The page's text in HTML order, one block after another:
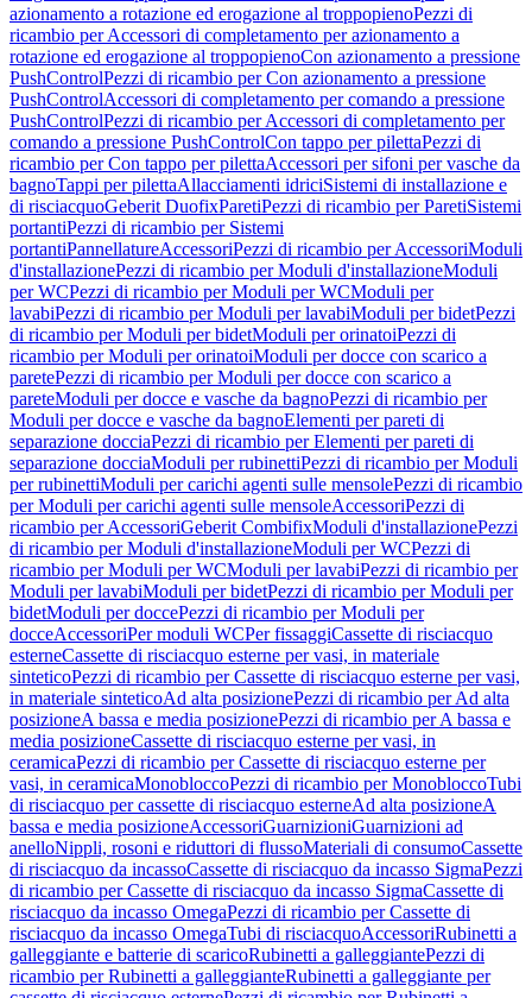
azionamento a rotazione ed erogazione al troppopienoPezzi di
ricambio per Accessori di completamento per azionamento a
rotazione ed erogazione al troppopienoCon azionamento a pressione
PushControlPezzi di ricambio per Con azionamento a pressione
PushControlAccessori di completamento per comando a pressione
PushControlPezzi di ricambio per Accessori di completamento per
comando a pressione PushControlCon tappo per pilettaPezzi di
ricambio per Con tappo per pilettaAccessori per sifoni per vasche da
bagnoTappi per pilettaAllacciamenti idriciSistemi di installazione e
di risciacquoGeberit DuofixParetiPezzi di ricambio per ParetiSistemi
portantiPezzi di ricambio per Sistemi
portantiPannellatureAccessoriPezzi di ricambio per AccessoriModuli
d'installazionePezzi di ricambio per Moduli d'installazioneModuli
per WCPezzi di ricambio per Moduli per WCModuli per
lavabiPezzi di ricambio per Moduli per lavabiModuli per bidetPezzi
di ricambio per Moduli per bidetModuli per orinatoiPezzi di
ricambio per Moduli per orinatoiModuli per docce con scarico a
paretePezzi di ricambio per Moduli per docce con scarico a
pareteModuli per docce e vasche da bagnoPezzi di ricambio per
Moduli per docce e vasche da bagnoElementi per pareti di
separazione docciaPezzi di ricambio per Elementi per pareti di
separazione docciaModuli per rubinettiPezzi di ricambio per Moduli
per rubinettiModuli per carichi agenti sulle mensolePezzi di ricambio
per Moduli per carichi agenti sulle mensoleAccessoriPezzi di
ricambio per AccessoriGeberit CombifixModuli d'installazionePezzi
di ricambio per Moduli d'installazioneModuli per WCPezzi di
ricambio per Moduli per WCModuli per lavabiPezzi di ricambio per
Moduli per lavabiModuli per bidetPezzi di ricambio per Moduli per
bidetModuli per doccePezzi di ricambio per Moduli per
docceAccessoriPer moduli WCPer fissaggiCassette di risciacquo
esterneCassette di risciacquo esterne per vasi, in materiale
sinteticoPezzi di ricambio per Cassette di risciacquo esterne per vasi,
in materiale sinteticoAd alta posizionePezzi di ricambio per Ad alta
posizioneA bassa e media posizionePezzi di ricambio per A bassa e
media posizioneCassette di risciacquo esterne per vasi, in
ceramicaPezzi di ricambio per Cassette di risciacquo esterne per
vasi, in ceramicaMonobloccoPezzi di ricambio per MonobloccoTubi
di risciacquo per cassette di risciacquo esterneAd alta posizioneA
bassa e media posizioneAccessoriGuarnizioniGuarnizioni ad
anelloNippli, rosoni e riduttori di flussoMateriali di consumoCassette
di risciacquo da incassoCassette di risciacquo da incasso SigmaPezzi
di ricambio per Cassette di risciacquo da incasso SigmaCassette di
risciacquo da incasso OmegaPezzi di ricambio per Cassette di
risciacquo da incasso OmegaTubi di risciacquoAccessoriRubinetti a
galleggiante e batterie di scaricoRubinetti a galleggiantePezzi di
ricambio per Rubinetti a galleggianteRubinetti a galleggiante per